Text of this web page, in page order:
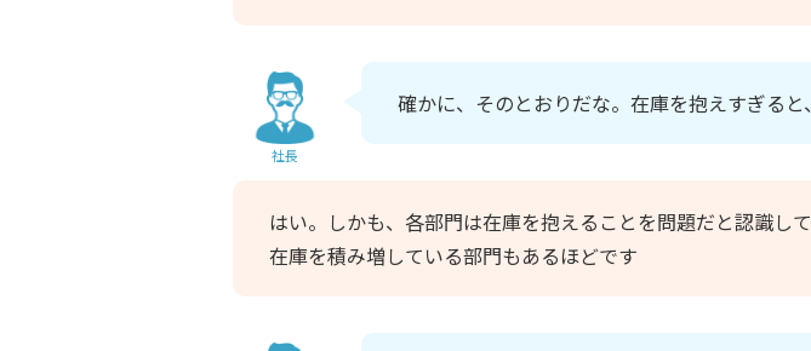
社長
確かに、そのとおりだな。在庫を抱えすぎる
はい。しかも、各部門は在庫を抱えることを問題だと認識し
在庫を積み増している部門もあるほどです